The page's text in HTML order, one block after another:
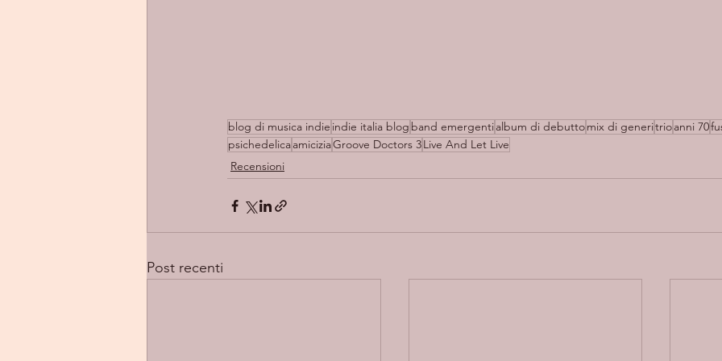
blog di musica indie indie italia blog band emergentialbum di debuttomix di generitrioanni 70
psichedelicaamiciziaGroove Doctors 3Live And Let Live
Recensioni
Post recenti